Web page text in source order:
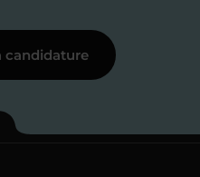
mes
candidature